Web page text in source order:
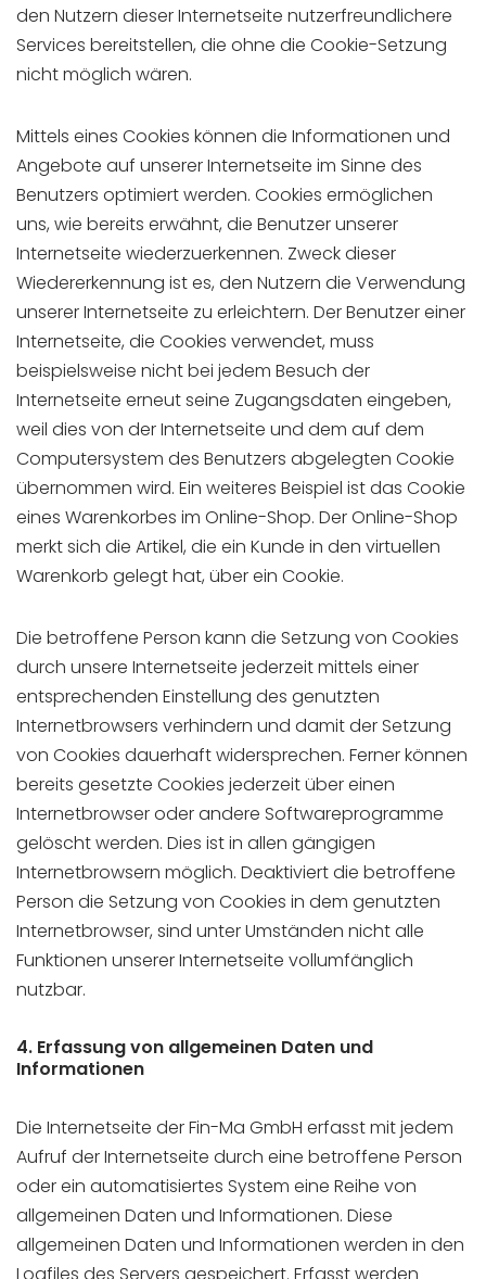
den Nutzern dieser Internetseite nutzerfreundlichere
Services bereitstellen, die ohne die Cookie-Setzung
nicht möglich wären.
Mittels eines Cookies können die Informationen und
Angebote auf unserer Internetseite im Sinne des
Benutzers optimiert werden. Cookies ermöglichen
uns, wie bereits erwähnt, die Benutzer unserer
Internetseite wiederzuerkennen. Zweck dieser
Wiedererkennung ist es, den Nutzern die Verwendung
unserer Internetseite zu erleichtern. Der Benutzer einer
Internetseite, die Cookies verwendet, muss
beispielsweise nicht bei jedem Besuch der
Internetseite erneut seine Zugangsdaten eingeben,
weil dies von der Internetseite und dem auf dem
Computersystem des Benutzers abgelegten Cookie
übernommen wird. Ein weiteres Beispiel ist das Cookie
eines Warenkorbes im Online-Shop. Der Online-Shop
merkt sich die Artikel, die ein Kunde in den virtuellen
Warenkorb gelegt hat, über ein Cookie.
Die betroffene Person kann die Setzung von Cookies
durch unsere Internetseite jederzeit mittels einer
entsprechenden Einstellung des genutzten
Internetbrowsers verhindern und damit der Setzung
von Cookies dauerhaft widersprechen. Ferner können
bereits gesetzte Cookies jederzeit über einen
Internetbrowser oder andere Softwareprogramme
gelöscht werden. Dies ist in allen gängigen
Internetbrowsern möglich. Deaktiviert die betroffene
Person die Setzung von Cookies in dem genutzten
Internetbrowser, sind unter Umständen nicht alle
Funktionen unserer Internetseite vollumfänglich
nutzbar.
4. Erfassung von allgemeinen Daten und
Informationen
Die Internetseite der Fin-Ma GmbH erfasst mit jedem
Aufruf der Internetseite durch eine betroffene Person
oder ein automatisiertes System eine Reihe von
allgemeinen Daten und Informationen. Diese
allgemeinen Daten und Informationen werden in den